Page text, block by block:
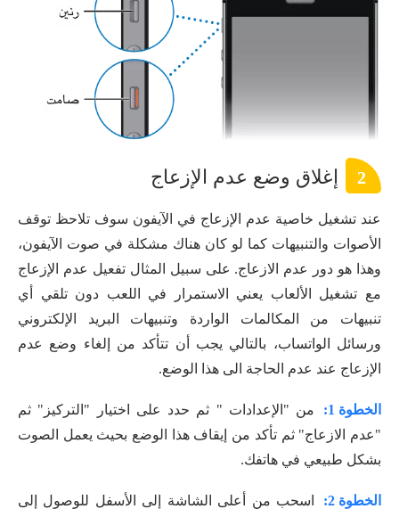
2 إغلاق وضع عدم الإزعاج
عند تشغيل خاصية عدم الإزعاج في الآيفون سوف تلاحظ توقف
الأصوات والتنبيهات كما لو كان هناك مشكلة في صوت الآيفون،
وهذا هو دور عدم الازعاج. على سبيل المثال تفعيل عدم الإزعاج
مع تشغيل الألعاب يعني الاستمرار في اللعب دون تلقي أي
تنبيهات من المكالمات الواردة وتنبيهات البريد الإلكتروني
ورسائل الواتساب، بالتالي يجب أن تتأكد من إلغاء وضع عدم
الإزعاج عند عدم الحاجة الى هذا الوضع.
الخطوة 1:
من "الإعدادات " ثم حدد على اختيار "التركيز" ثم
"عدم الازعاج" ثم تأكد من إيقاف هذا الوضع بحيث يعمل الصوت
بشكل طبيعي في هاتفك.
الخطوة 2:
اسحب من أعلى الشاشة إلى الأسفل للوصول إلى